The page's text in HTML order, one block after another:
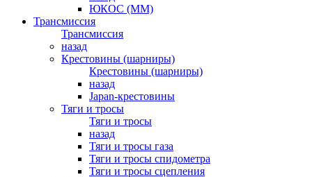
ЮКОС (ММ)
Трансмиссия
Трансмиссия
назад
Крестовины (шарниры)
Крестовины (шарниры)
назад
Japan-крестовины
Тяги и тросы
Тяги и тросы
назад
Тяги и тросы газа
Тяги и тросы спидометра
Тяги и тросы сцепления